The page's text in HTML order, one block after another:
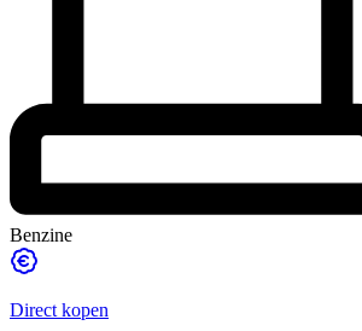
Benzine
Direct kopen